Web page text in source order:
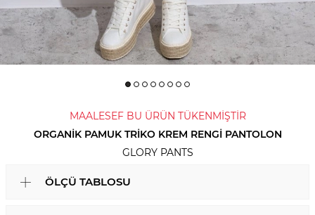
MAALESEF BU ÜRÜN TÜKENMİŞTİR
ORGANIK PAMUK TRIKO KREM RENGI PANTOLON
GLORY PANTS
ÖLÇÜ TABLOSU